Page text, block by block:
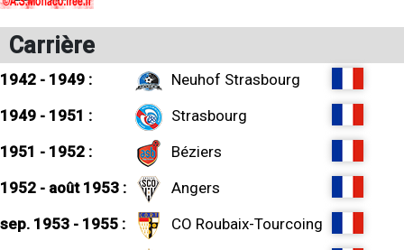
Carrière
1942 - 1949 :
Neuhof Strasbourg
1949 - 1951 :
Strasbourg
1951 - 1952 :
Béziers
1952 - août 1953 :
Angers
sep. 1953 - 1955 :
CO Roubaix-Tourcoing